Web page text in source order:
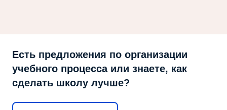
Есть предложения по организации
учебного процесса или знаете, как
сделать школу лучше?